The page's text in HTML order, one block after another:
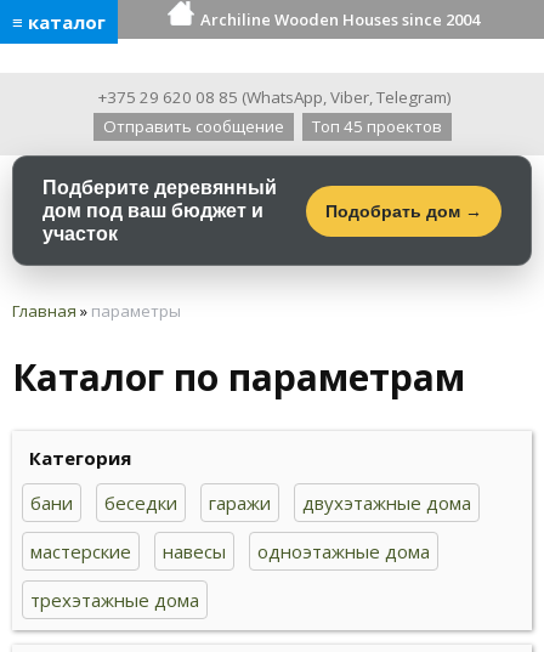
≡ каталог Archiline Wooden Houses since 2004
+375 29 620 08 85 (WhatsApp,Viber,Telegram)
Отправить сообщение
Топ 45 проектов
Подберите деревянный
дом под ваш бюджет и
участок
Подобрать дом →
Главная » параметры
Каталог по параметрам
Категория
бани
беседки гаражи
двухэтажные дома
мастерские
навесы
одноэтажные дома
трехэтажные дома